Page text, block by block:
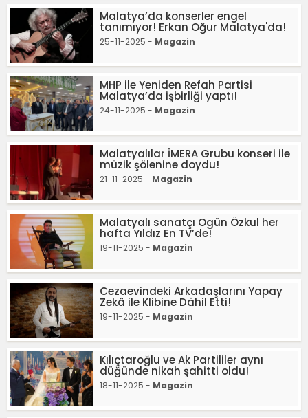
Malatya’da konserler engel
tanımıyor! Erkan Oğur Malatya'da!
25-11-2025 - Magazin
MHP ile Yeniden Refah Partisi
Malatya’da işbirliği yaptı!
24-11-2025 - Magazin
Malatyalılar İMERA Grubu konseri ile
müzik şölenine doydu!
21-11-2025 - Magazin
Malatyalı sanatçı Ogün Özkul her
hafta Yıldız En TV’de!
19-11-2025 - Magazin
Cezaevindeki Arkadaşlarını Yapay
Zekâ ile Klibine Dâhil Etti!
19-11-2025 - Magazin
Kılıçtaroğlu ve Ak Partililer aynı
düğünde nikah şahitti oldu!
18-11-2025 - Magazin